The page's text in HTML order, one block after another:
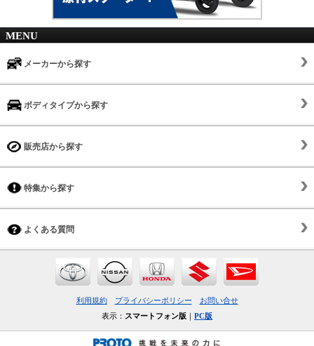
MENU
メーカーから探す
ボディタイプから探す
販売店から探す
特集から探す
よくある質問
利用規約 プライバシーポリシー
お問い合せ
表示： スマートフォン版 ｜ PC版